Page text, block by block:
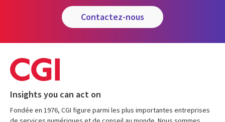
contactez-nous
Insights you can act on
Fondée en 1976, CGI figure parmi les plus importantes entreprises